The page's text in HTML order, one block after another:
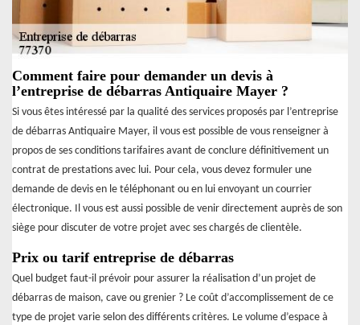
Comment faire pour demander un devis à
l’entreprise de débarras Antiquaire Mayer ?
Si vous êtes intéressé par la qualité des services proposés par l’entreprise
de débarras Antiquaire Mayer, il vous est possible de vous renseigner à
propos de ses conditions tarifaires avant de conclure définitivement un
contrat de prestations avec lui. Pour cela, vous devez formuler une
demande de devis en le téléphonant ou en lui envoyant un courrier
électronique. Il vous est aussi possible de venir directement auprès de son
siège pour discuter de votre projet avec ses chargés de clientèle.
Prix ou tarif entreprise de débarras
Quel budget faut-il prévoir pour assurer la réalisation d’un projet de
débarras de maison, cave ou grenier ? Le coût d’accomplissement de ce
type de projet varie selon des différents critères. Le volume d’espace à